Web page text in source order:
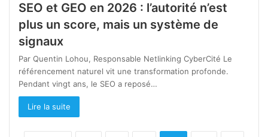
SEO et GEO en 2026 : l’autorité n’est
plus un score, mais un système de
signaux
Par Quentin Lohou, Responsable Netlinking CyberCité Le
référencement naturel vit une transformation profonde.
Pendant vingt ans, le SEO a reposé…
Lire la suite